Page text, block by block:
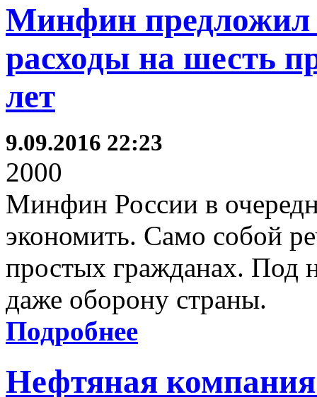
Минфин предложил
расходы на шесть
лет
9.09.2016 22:23
2000
Минфин России в
экономить. Само собой
простых гражданах. Под
даже оборону страны.
Подробнее
Нефтяная